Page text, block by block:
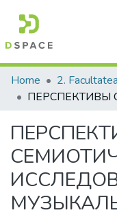
Communities &
All of DSpace
Statistics
Home 2.